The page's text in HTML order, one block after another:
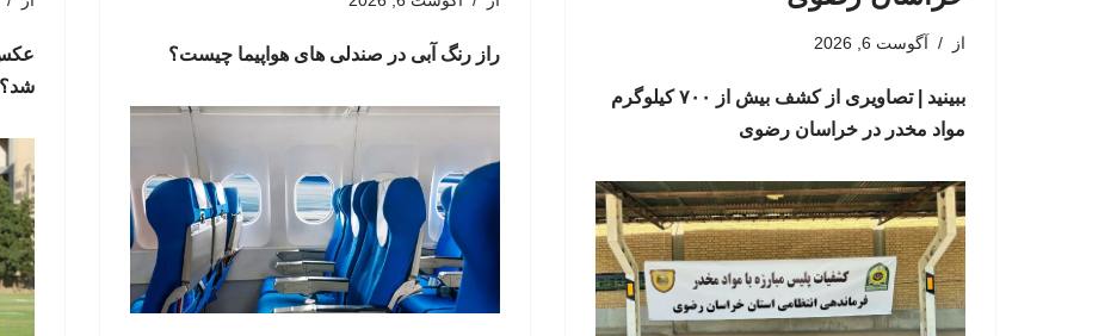
از آگوست 6, 2026
ببینید | تصاویری از کشف بیش از ۷۰۰ کیلوگرم
مواد مخدر در خراسان رضوی
راز رنگ آبی در صندلی های هواپیما چیست؟
عکس
شد؟